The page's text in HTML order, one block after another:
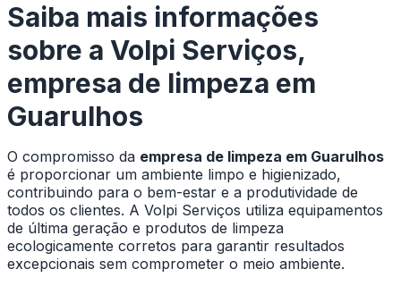
Saiba mais informações
sobre a Volpi Serviços,
empresa de limpeza em
Guarulhos
O compromisso da empresa de limpeza em Guarulhos
é proporcionar um ambiente limpo e higienizado,
contribuindo para o bem-estar e a produtividade de
todos os clientes. A Volpi Serviços utiliza equipamentos
de última geração e produtos de limpeza
ecologicamente corretos para garantir resultados
excepcionais sem comprometer o meio ambiente.